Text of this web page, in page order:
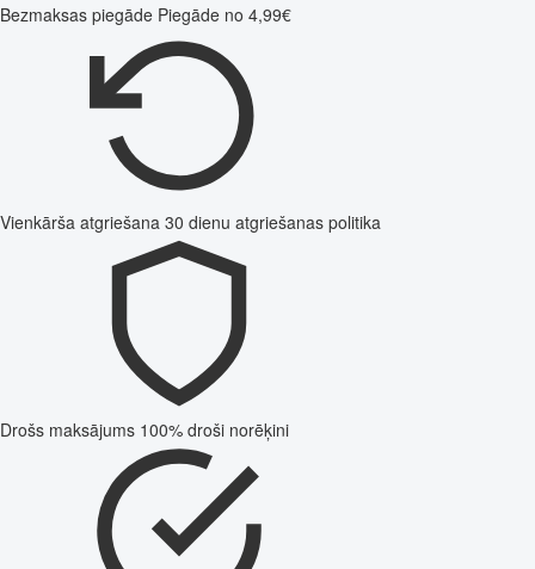
Bezmaksas piegāde Piegāde no 4,99€
Vienkārša atgriešana 30 dienu atgriešanas politika
Drošs maksājums 100% droši norēķini